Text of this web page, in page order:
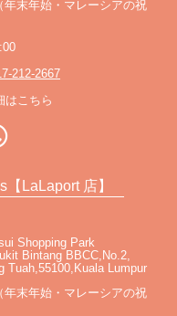
年末年始・マレーシアの祝
212-2667
はこちら
LaLaport 店】
Shopping Park
Bintang BBCC,No.2,
Tuah,55100,Kuala Lumpur
年末年始・マレーシアの祝